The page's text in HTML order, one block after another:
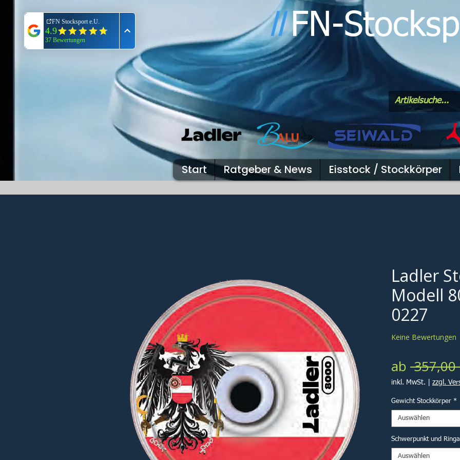
llFN-
Start Ratgeber & News Eisstock / Stockkörper
Ladler
Modell
0227
Keine Bewertungen
ab 357,00
inkl. MwSt. zzgl.
Gewicht Stockkörper *
Auswählen
Schwerpunkt und
Auswählen